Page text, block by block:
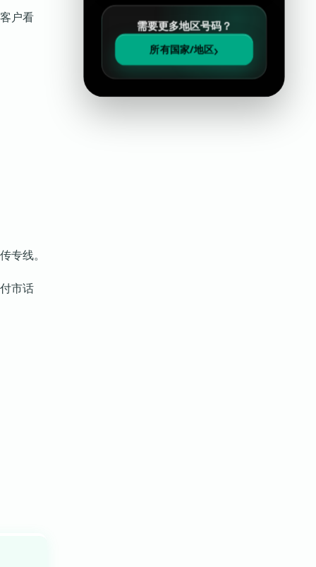
户看
专线。
市话
需要更多地区号码？
所有国家/地区